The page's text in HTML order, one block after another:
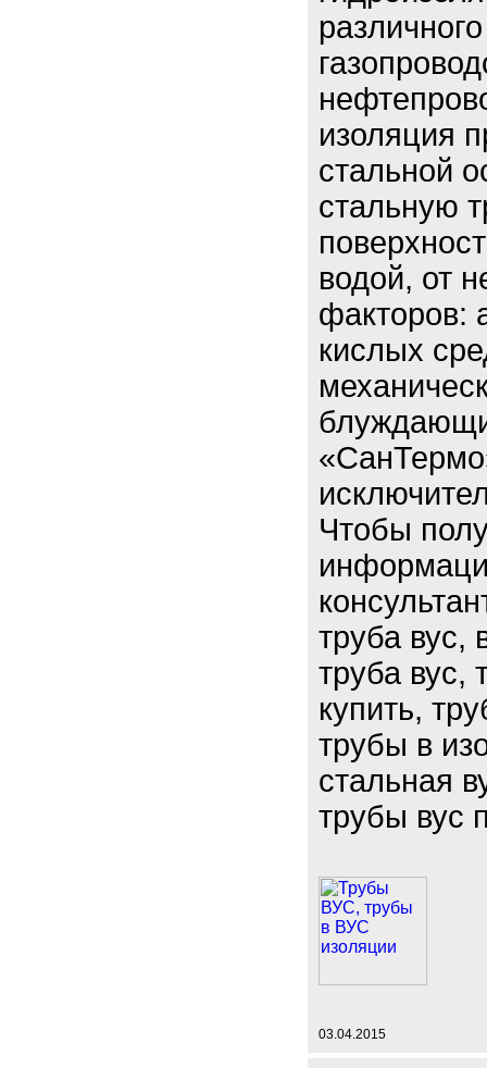
изоляция
стальной
стальную
водой, от
факторов:
кислых
Чтобы
труба вус,
труба вус,
купить,
трубы в
стальная
трубы вус
03.04.2015